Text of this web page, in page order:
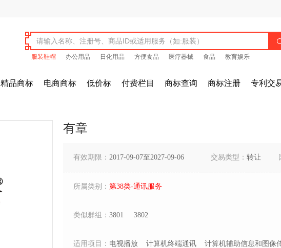
服装鞋帽 办公用品 日化用品 方便食品 医疗器械 食品 教育娱乐
精品商标 电商商标 低价标 付费栏目 商标查询 商标注册 专利交
有章
有效期限： 2017-09-07至2027-09-06 交易类型： 转让
所属类别： 第38类-通讯服务
类似群组： 3801 3802
适用项目： 电视播放 计算机终端通讯 计算机辅助信息和图像